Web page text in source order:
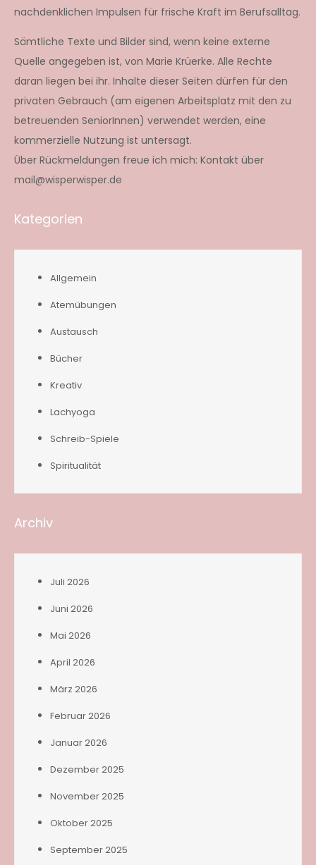
nachdenklichen Impulsen für frische Kraft im Berufsalltag.
Sämtliche Texte und Bilder sind, wenn keine externe
Quelle angegeben ist, von Marie Krüerke. Alle Rechte
daran liegen bei ihr. Inhalte dieser Seiten dürfen für den
privaten Gebrauch (am eigenen Arbeitsplatz mit den zu
betreuenden SeniorInnen) verwendet werden, eine
kommerzielle Nutzung ist untersagt.
Über Rückmeldungen freue ich mich: Kontakt über
mail@wisperwisper.de
Kategorien
Allgemein
Atemübungen
Austausch
Bücher
Kreativ
Lachyoga
Schreib-Spiele
Spiritualität
Archiv
Juli 2026
Juni 2026
Mai 2026
April 2026
März 2026
Februar 2026
Januar 2026
Dezember 2025
November 2025
Oktober 2025
September 2025